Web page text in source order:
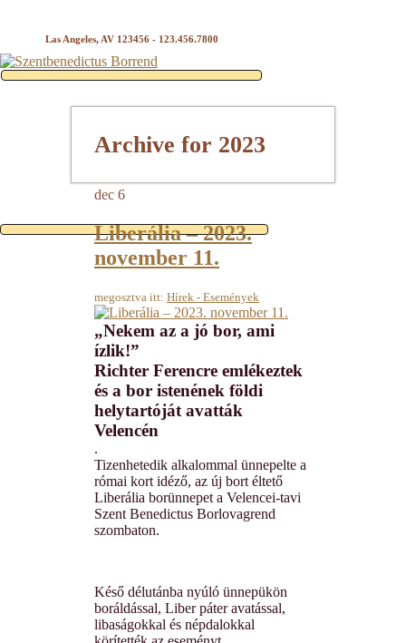
Las Angeles, AV 123456 - 123.456.7800
Archive for 2023
dec 6
Liberália – 2023.
november 11.
megosztva itt: Hírek - Események
„Nekem az a jó bor, ami
ízlik!”
Richter Ferencre emlékeztek
és a bor istenének földi
helytartóját avatták
Velencén
.
Tizenhetedik alkalommal ünnepelte a
római kort idéző, az új bort éltető
Liberália borünnepet a Velencei-tavi
Szent Benedictus Borlovagrend
szombaton.
Késő délutánba nyúló ünnepükön
boráldással, Liber páter avatással,
libaságokkal és népdalokkal